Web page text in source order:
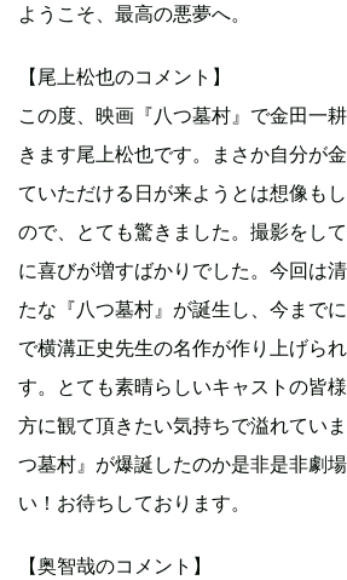
ようこそ、最高の悪夢へ。
【尾上松也のコメント】
この度、映画『八つ墓村』で金田一
きます尾上松也です。まさか自分が
ていただける日が来ようとは想像も
ので、とても驚きました。撮影をし
に喜びが増すばかりでした。今回は
たな『八つ墓村』が誕生し、今まで
で横溝正史先生の名作が作り上げら
す。とても素晴らしいキャストの皆
方に観て頂きたい気持ちで溢れてい
つ墓村』が爆誕したのか是非是非劇
い！お待ちしております。
【奥智哉のコメント】